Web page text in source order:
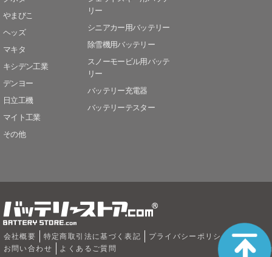
やまびこ
ヘッズ
マキタ
キシデン工業
デンヨー
日立工機
マイト工業
その他
リー
シニアカー用バッテリー
除雪機用バッテリー
スノーモービル用バッテ
リー
バッテリー充電器
バッテリーテスター
会社概要 特定商取引法に基づく表記
プライバシーポリシー
お問い合わせ
よくあるご質問